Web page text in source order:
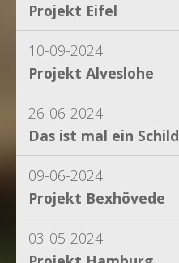
Projekt Eifel
10-09-2024
Projekt Alveslohe
26-06-2024
Das ist mal ein Schild
09-06-2024
Projekt Bexhövede
03-05-2024